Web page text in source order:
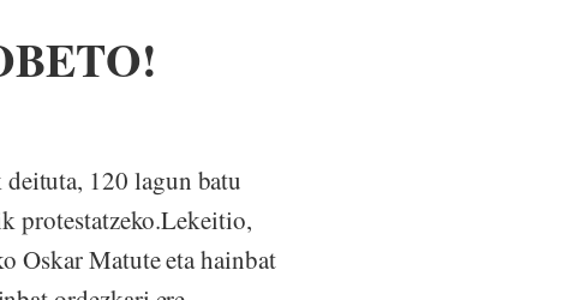
120 lagun batu
protestatzeko.Lekeitio,
Oskar Matute eta hainbat